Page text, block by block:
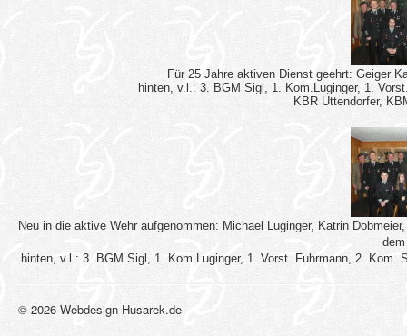
Für 25 Jahre aktiven Dienst geehrt: Geiger
hinten, v.l.: 3. BGM Sigl, 1. Kom.Luginger, 1.
KBR Uttendorfer,
Neu in die aktive Wehr aufgenommen: Michael Luginger, Katrin
hinten, v.l.: 3. BGM Sigl, 1. Kom.Luginger, 1. Vorst. Fuhrmann, 2.
© 2026 Webdesign-Husarek.de